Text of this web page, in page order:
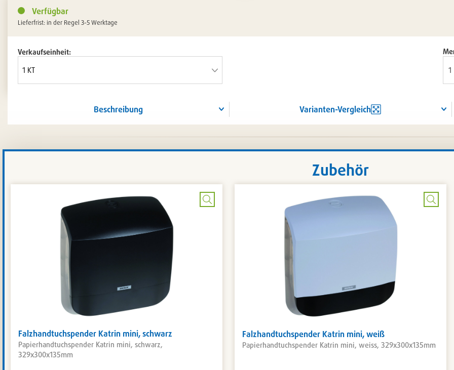
Verfügbar
Lieferfrist: in der Regel 3-5 Werktage
Verkaufseinheit:
Beschreibung Varianten-Vergleich
Zubehör
Bild
Falzhandtuchspender Katrin mini, schwarz
Papierhandtuchspender Katrin mini, schwarz,
329x300x135mm
Bild
Falzhandtuchspender Katrin mini, weiß
Papierhandtuchspender Katrin mini, weiss, 329x300x135mm